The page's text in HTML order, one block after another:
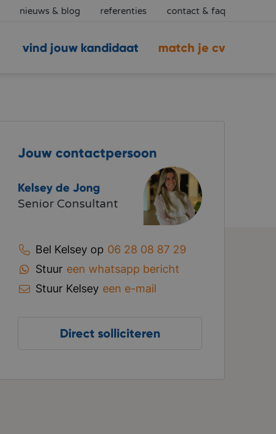
nieuws & blog referenties contact & faq
match je cv
vind jouw kandidaat
Jouw contactpersoon
Kelsey de Jong
Senior Consultant
Bel Kelsey op 06 28 08 87 29
Stuur een whatsapp bericht
Stuur Kelsey een e-mail
Direct solliciteren